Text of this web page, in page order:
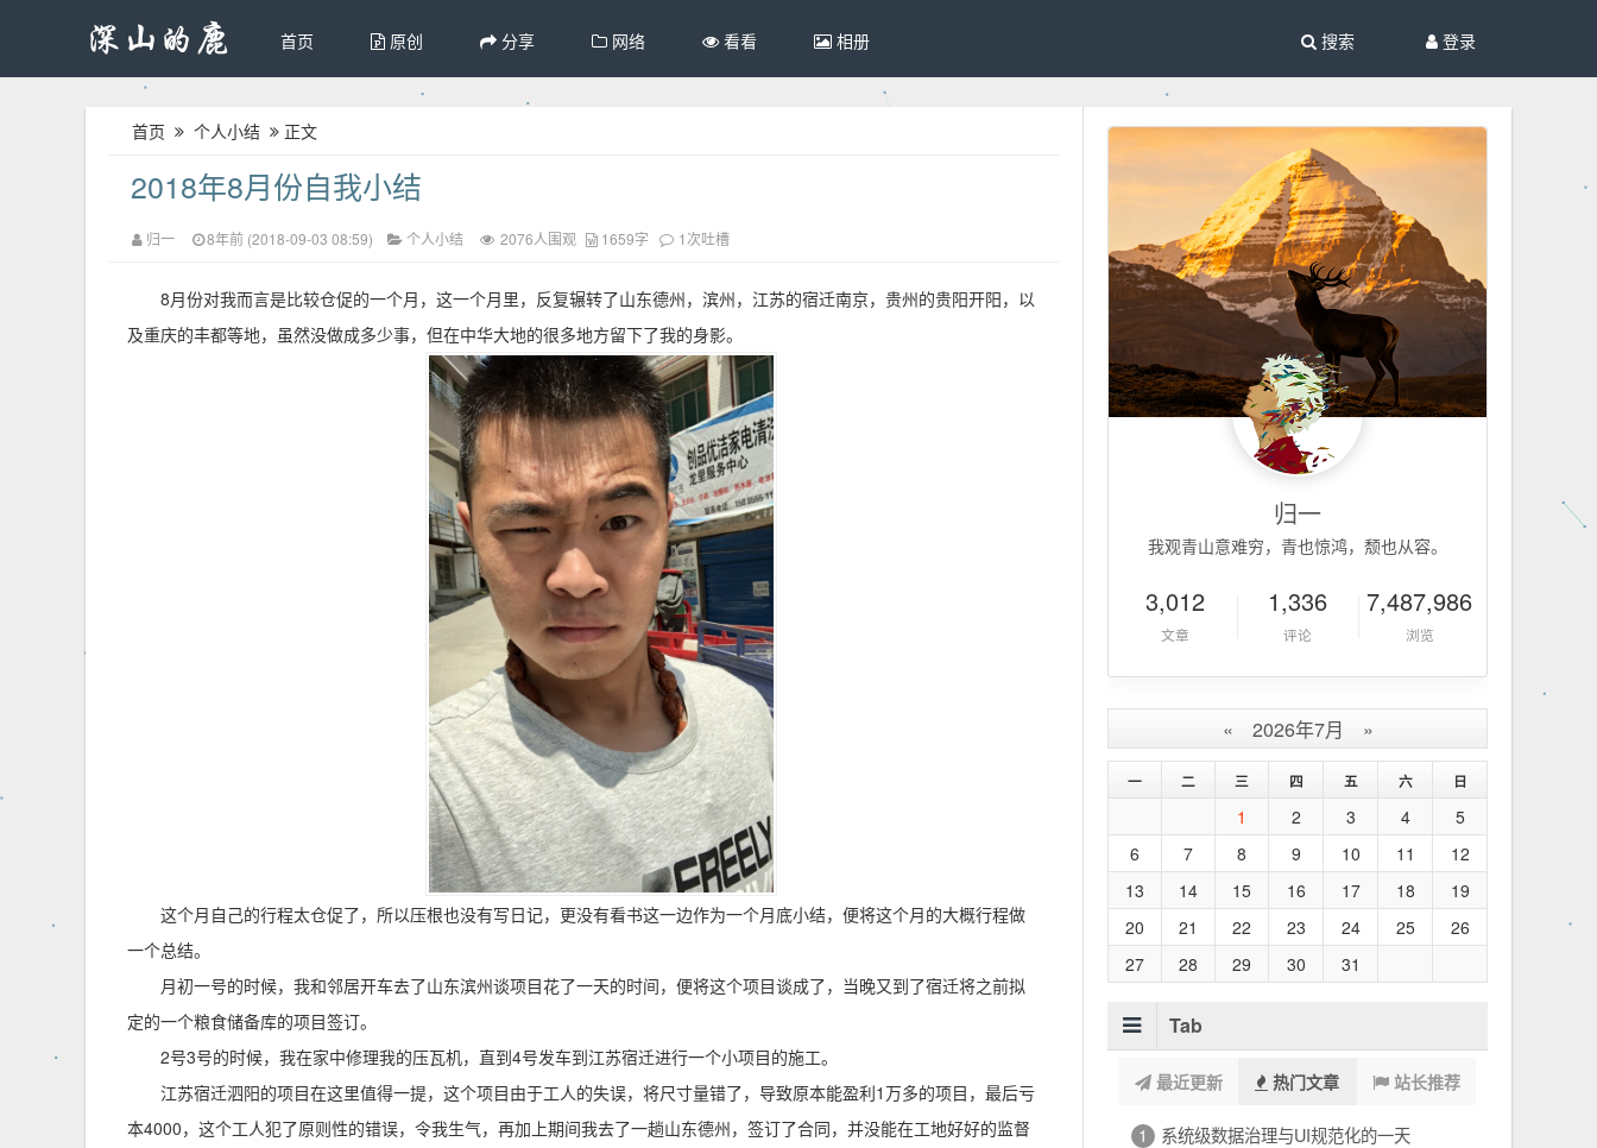
首页 原创 分享 网络 看看 相册 登录
搜索
首页 个人小结 正文
2018年8月份自我小结
归一 8年前 (2018-09-03 08:59) 个人小结 2076人围观 1659字 1次吐槽
8月份对我而言是比较仓促的一个月，这一个月里，反复辗转了山东德州，滨州，江苏的宿迁南京，贵州的贵阳开阳，以
及重庆的丰都等地，虽然没做成多少事，但在中华大地的很多地方留下了我的身影。
这个月自己的行程太仓促了，所以压根也没有写日记，更没有看书这一边作为一个月底小结，便将这个月的大概行程做
一个总结。
月初一号的时候，我和邻居开车去了山东滨州谈项目花了一天的时间，便将这个项目谈成了，当晚又到了宿迁将之前拟
定的一个粮食储备库的项目签订。
2号3号的时候，我在家中修理我的压瓦机，直到4号发车到江苏宿迁进行一个小项目的施工。
江苏宿迁泗阳的项目在这里值得一提，这个项目由于工人的失误，将尺寸量错了，导致原本能盈利1万多的项目，最后亏
本4000，这个工人犯了原则性的错误，令我生气，再加上期间我去了一趟山东德州，签订了合同，并没能在工地好好的监督
归一
我观青山意难穷，青也惊鸿，颓也从容。
3,012
文章
1,336
评论
7,487,986
浏览
« 2026年7月 »
一 二 三 四 五 六 日
1 2 3 4
5
6
7 8 9 10 11
12
13
14 15 16 17 18
19
20
21 22 23 24 25
26
27
28 29 30 31
Tab
最近更新 热门文章 站长推荐
1 梳理优化OpenClaw多智能体架构